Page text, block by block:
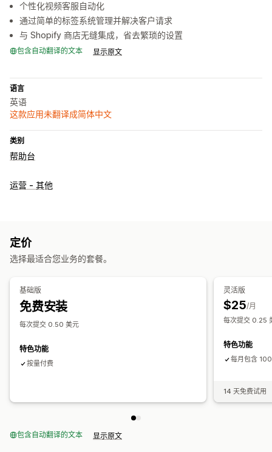
个性化视频客服自动化
通过简单的标签系统管理并解决客户请求
与 Shopify 商店无缝集成，省去繁琐的设置
包含自动翻译的文本 显示原文
语言
英语
这款应用未翻译成简体中文
类别
帮助台
运营 - 其他
定价
选择最适合您业务的套餐。
基础版
免费安装
每次提交 0.50 美元
特色功能
按量付费
灵活版
$25/月
每次提交 0.25
特色功能
每月包含
14 天免费试用
包含自动翻译的文本 显示原文